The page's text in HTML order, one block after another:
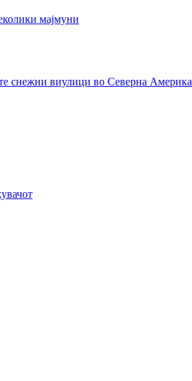
мајмуни
снежни виулици во Северна Америка